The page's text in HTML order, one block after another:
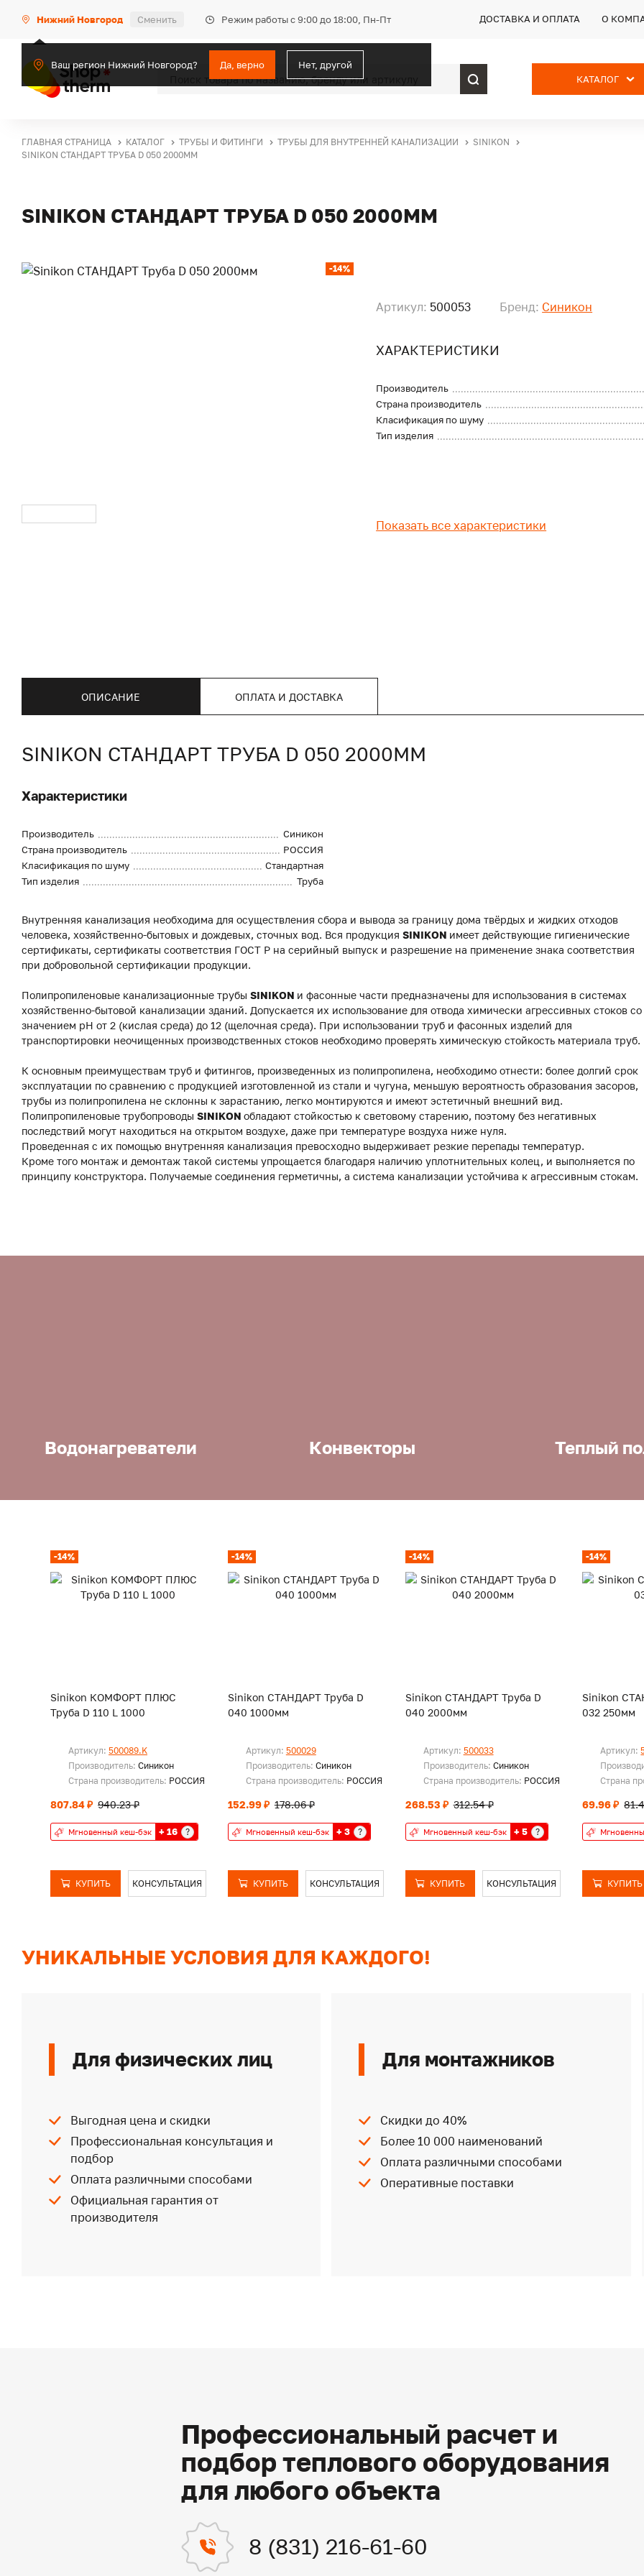
Нижний Новгород Сменить Режим работы с 9:00 до 18:00, Пн-Пт
Ваш регион Нижний Новгород? Да, верно Нет, другой
ДОСТАВКА И ОПЛАТА О
КАТАЛОГ
ГЛАВНАЯ СТРАНИЦА КАТАЛОГ ТРУБЫ И ФИТИНГИ ТРУБЫ ДЛЯ ВНУТРЕННЕЙ КАНАЛИЗАЦИИ
SINIKON
SINIKON СТАНДАРТ ТРУБА D 050 2000ММ
SINIKON СТАНДАРТ ТРУБА D 050 2000ММ
-14%
Артикул: 500053 Бренд: Синикон
ХАРАКТЕРИСТИКИ
Производитель
Страна производитель
Класификация по шуму
Тип изделия
Показать все характеристики
ОПИСАНИЕ ОПЛАТА И ДОСТАВКА
SINIKON СТАНДАРТ ТРУБА D 050 2000ММ
Характеристики
Производитель
Синикон
Страна производитель
РОССИЯ
Класификация по шуму
Стандартная
Тип изделия
Труба
Внутренняя канализация необходима для осуществления сбора и вывода за границу дома твёрдых и жидких отходов
человека, хозяйственно-бытовых и дождевых, сточных вод. Вся продукция SINIKON имеет действующие гигиенические
сертификаты, сертификаты соответствия ГОСТ Р на серийный выпуск и разрешение на применение знака соответствия
при добровольной сертификации продукции.
Полипропиленовые канализационные трубы SINIKON и фасонные части предназначены для использования в системах
хозяйственно-бытовой канализации зданий. Допускается их использование для отвода химически агрессивных стоков со
значением pH от 2 (кислая среда) до 12 (щелочная среда). При использовании труб и фасонных изделий для
транспортировки неочищенных производственных стоков необходимо проверять химическую стойкость материала труб.
К основным преимуществам труб и фитингов, произведенных из полипропилена, необходимо отнести: более долгий срок
эксплуатации по сравнению с продукцией изготовленной из стали и чугуна, меньшую вероятность образования засоров,
трубы из полипропилена не склонны к зарастанию, легко монтируются и имеют эстетичный внешний вид.
Полипропиленовые трубопроводы SINIKON обладают стойкостью к световому старению, поэтому без негативных
последствий могут находиться на открытом воздухе, даже при температуре воздуха ниже нуля.
Проведенная с их помощью внутренняя канализация превосходно выдерживает резкие перепады температур.
Кроме того монтаж и демонтаж такой системы упрощается благодаря наличию уплотнительных колец, и выполняется по
принципу конструктора. Получаемые соединения герметичны, а система канализации устойчива к агрессивным стокам.
Водонагреватели Конвекторы Теплый
-14%
Sinikon КОМФОРТ ПЛЮС
Труба D 110 L 1000
Артикул: 500089.K
Производитель: Синикон
Страна производитель: РОССИЯ
807.84 ₽ 940.23 ₽
Мгновенный кеш-бэк + 16 ?
КУПИТЬ КОНСУЛЬТАЦИЯ
-14%
Sinikon СТАНДАРТ Труба D
040 1000мм
Артикул: 500029
Производитель: Синикон
Страна производитель: РОССИЯ
152.99 ₽ 178.06 ₽
Мгновенный кеш-бэк + 3 ?
КУПИТЬ КОНСУЛЬТАЦИЯ
-14%
Sinikon СТАНДАРТ Труба D
040 2000мм
Артикул: 500033
Производитель: Синикон
Страна производитель: РОССИЯ
268.53 ₽ 312.54 ₽
Мгновенный кеш-бэк + 5 ?
КУПИТЬ КОНСУЛЬТАЦИЯ
-14%
Sinikon
032 250мм
Артикул:
Страна
69.96 ₽
КУПИТЬ
УНИКАЛЬНЫЕ УСЛОВИЯ ДЛЯ КАЖДОГО!
Для физических лиц
Выгодная цена и скидки
Профессиональная консультация и
подбор
Оплата различными способами
Официальная гарантия от
производителя
Для монтажников
Скидки до 40%
Более 10 000 наименований
Оплата различными способами
Оперативные поставки
Профессиональный расчет и
подбор теплового оборудования
для любого объекта
8 (831) 216-61-60